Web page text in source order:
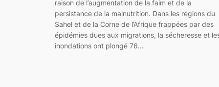
raison de l’augmentation de la faim et de la
persistance de la malnutrition. Dans les régions du
Sahel et de la Corne de l’Afrique frappées par des
épidémies dues aux migrations, la sécheresse et
inondations ont plongé 76…